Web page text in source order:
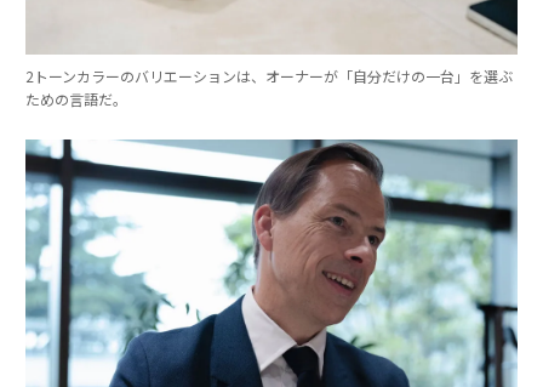
2トーンカラーのバリエーションは、オーナーが「自分だけの一台」を選ぶ
ための言語だ。